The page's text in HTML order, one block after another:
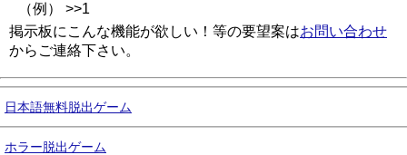
（例） >>1
掲示板にこんな機能が欲しい！等の要望案はお問い合わせ
からご連絡下さい。
日本語無料脱出ゲーム
ホラー脱出ゲーム